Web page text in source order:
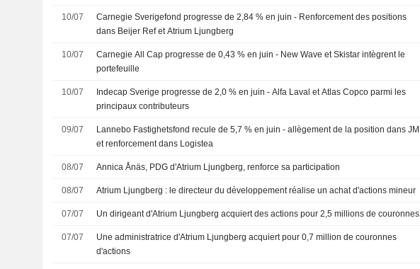
10/07
Carnegie Sverigefond progresse de 2,84 % en juin - Renforcement des positions
dans Beijer Ref et Atrium Ljungberg
10/07
Carnegie All Cap progresse de 0,43 % en juin - New Wave et Skistar intègrent le
portefeuille
10/07
Indecap Sverige progresse de 2,0 % en juin - Alfa Laval et Atlas Copco parmi les
principaux contributeurs
09/07
Lannebo Fastighetsfond recule de 5,7 % en juin - allègement de la position dans JM
et renforcement dans Logistea
08/07 Annica Ånäs, PDG d'Atrium Ljungberg, renforce sa participation
08/07 Atrium Ljungberg : le directeur du développement réalise un achat d'actions mineur
07/07 Un dirigeant d'Atrium Ljungberg acquiert des actions pour 2,5 millions de couronnes
07/07
Une administratrice d'Atrium Ljungberg acquiert pour 0,7 million de couronnes
d'actions